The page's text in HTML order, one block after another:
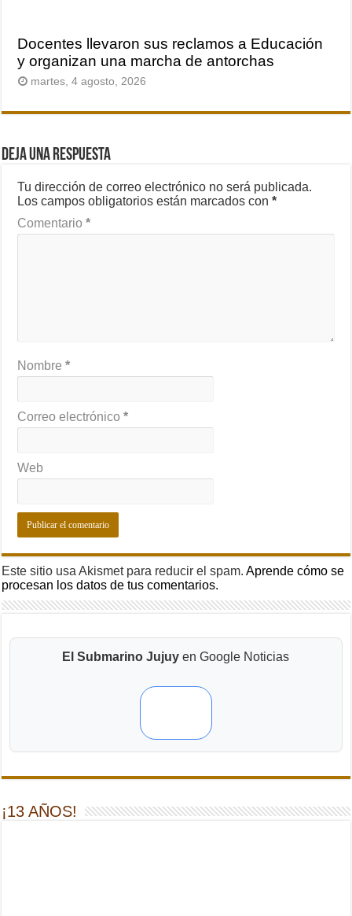
Docentes llevaron sus reclamos a Educación
y organizan una marcha de antorchas
martes, 4 agosto, 2026
Deja una respuesta
Tu dirección de correo electrónico no será publicada.
Los campos obligatorios están marcados con*
Comentario*
Nombre*
Correo electrónico*
Web
Este sitio usa Akismet para reducir el spam.Aprende cómo se
procesan los datos de tus comentarios.
El Submarino Jujuy en Google Noticias
¡13 AÑOS!